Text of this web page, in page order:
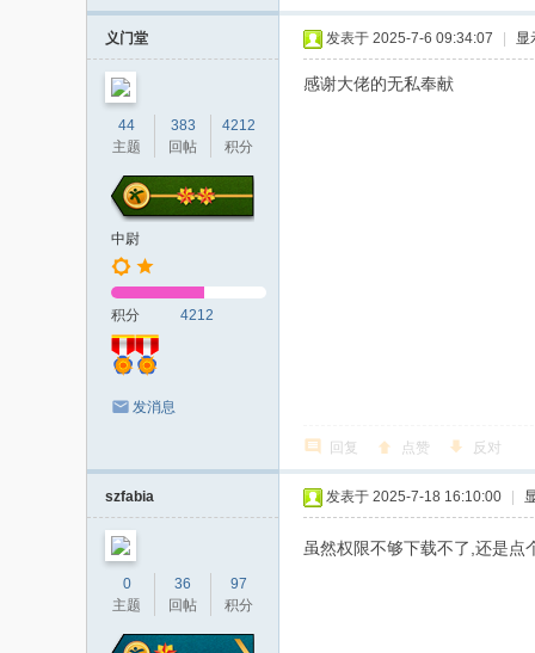
义门堂
44
主题
383
回帖
4212
积分
中尉
积分 4212
发消息
发表于 2025-7-6 09:34:07 显
感谢大佬的无私奉献
回复 点赞 反对
szfabia
0
主题
36
回帖
97
积分
发表于 2025-7-18 16:10:00
虽然权限不够下载不了,还是点